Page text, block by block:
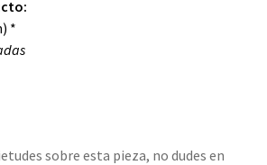
*
sobre esta pieza, no dudes en